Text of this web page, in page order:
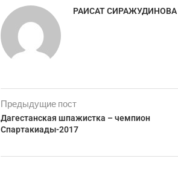
РАИСАТ СИРАЖУДИНОВА
Предыдущие пост
Дагестанская шпажистка – чемпион
Спартакиады-2017